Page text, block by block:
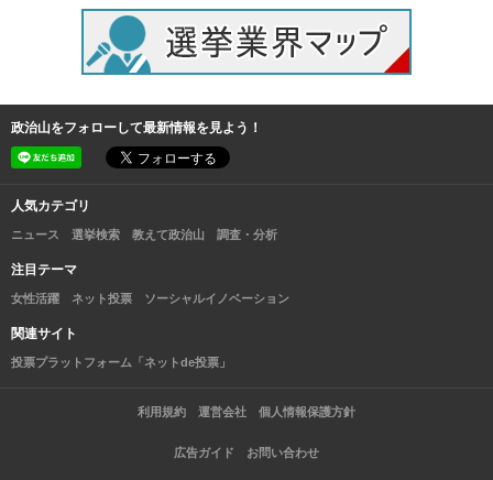
政治山をフォローして最新情報を見よう！
人気カテゴリ
ニュース 選挙検索 教えて政治山 調査・分析
注目テーマ
女性活躍 ネット投票 ソーシャルイノベーション
関連サイト
投票プラットフォーム「ネットde投票」
利用規約 運営会社 個人情報保護方針
広告ガイド お問い合わせ